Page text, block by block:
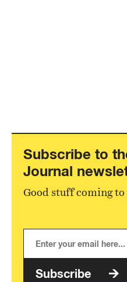
Subscribe to
Journal
Good stuff coming
Subscribe